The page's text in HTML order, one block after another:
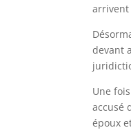
arrivent
devant
Une
accusé
époux